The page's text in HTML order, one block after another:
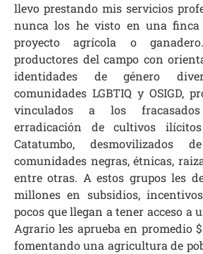
llevo prestando mis servicios
nunca los he visto en una finca
proyecto agrícola o
productores del campo con
identidades de género
comunidades LGBTIQ y OSIGD,
vinculados a los
erradicación de cultivos
Catatumbo, desmovilizados
comunidades negras, étnicas,
entre otras. A estos grupos les
millones en subsidios,
pocos que llegan a tener acceso a
Agrario les aprueba en promedio
fomentando una agricultura de